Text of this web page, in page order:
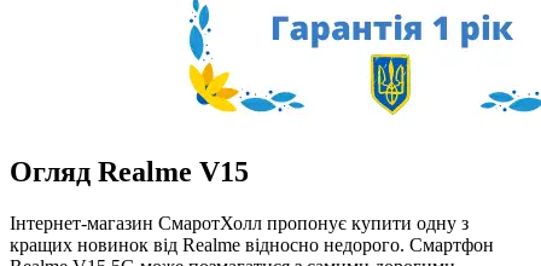
Огляд Realme V15
Інтернет-магазин СмаротХолл пропонує купити одну з
кращих новинок від Realme відносно недорого. Смартфон